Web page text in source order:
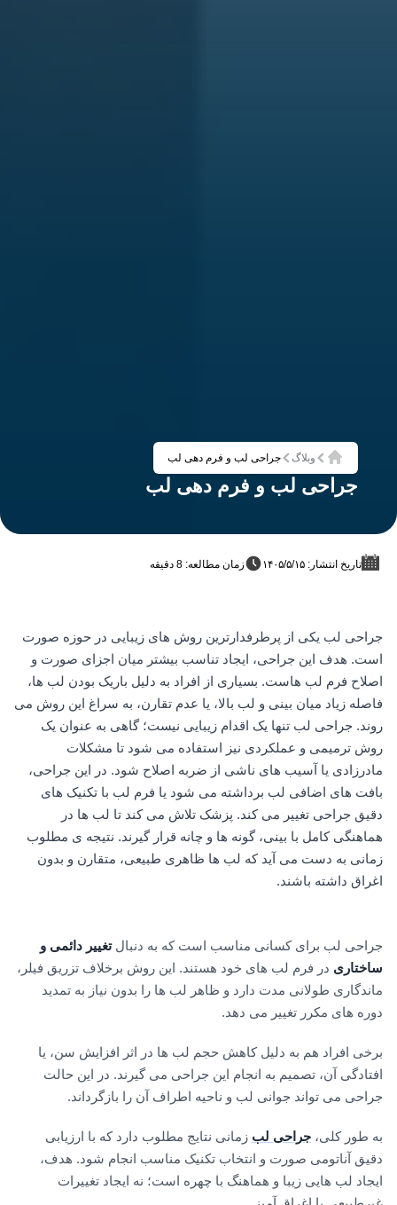
خانه
وبلاگ جراحی لب و فرم دهی لب
جراحی لب و فرم دهی لب
تاریخ انتشار: ۱۴۰۵/۵/۱۵ زمان مطالعه: 8 دقیقه
جراحی لب یکی از پرطرفدارترین روش های زیبایی در حوزه صورت
است. هدف این جراحی، ایجاد تناسب بیشتر میان اجزای صورت و
اصلاح فرم لب هاست. بسیاری از افراد به دلیل باریک بودن لب ها،
فاصله زیاد میان بینی و لب بالا، یا عدم تقارن، به سراغ این روش می
روند. جراحی لب تنها یک اقدام زیبایی نیست؛ گاهی به عنوان یک
روش ترمیمی و عملکردی نیز استفاده می شود تا مشکلات
مادرزادی یا آسیب های ناشی از ضربه اصلاح شود. در این جراحی،
بافت های اضافی لب برداشته می شود یا فرم لب با تکنیک های
دقیق جراحی تغییر می کند. پزشک تلاش می کند تا لب ها در
هماهنگی کامل با بینی، گونه ها و چانه قرار گیرند. نتیجه ی مطلوب
زمانی به دست می آید که لب ها ظاهری طبیعی، متقارن و بدون
اغراق داشته باشند.
جراحی لب برای کسانی مناسب است که به دنبالتغییر دائمی و
ساختاری در فرم لب های خود هستند. این روش برخلاف تزریق فیلر،
ماندگاری طولانی مدت دارد و ظاهر لب ها را بدون نیاز به تمدید
دوره های مکرر تغییر می دهد.
برخی افراد هم به دلیل کاهش حجم لب ها در اثر افزایش سن، یا
افتادگی آن، تصمیم به انجام این جراحی می گیرند. در این حالت
جراحی می تواند جوانی لب و ناحیه اطراف آن را بازگرداند.
به طور کلی، جراحی لب زمانی نتایج مطلوب دارد که با ارزیابی
دقیق آناتومی صورت و انتخاب تکنیک مناسب انجام شود. هدف،
ایجاد لب هایی زیبا و هماهنگ با چهره است؛ نه ایجاد تغییرات